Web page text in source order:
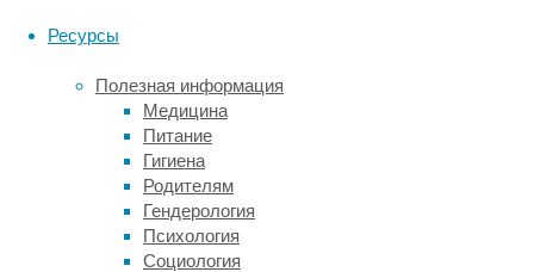
Ресурсы
Полезная информация
Медицина
Питание
Гигиена
Родителям
Гендерология
Психология
Социология
одной
держа
коров
на
фермах,
мы
сохраняем
луга